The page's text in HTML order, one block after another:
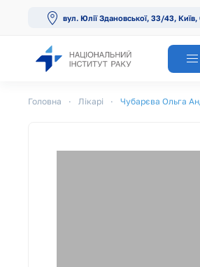
вул. Юлії Здановської, 33/43,
Головна Лікарі Чубарєва Ольга